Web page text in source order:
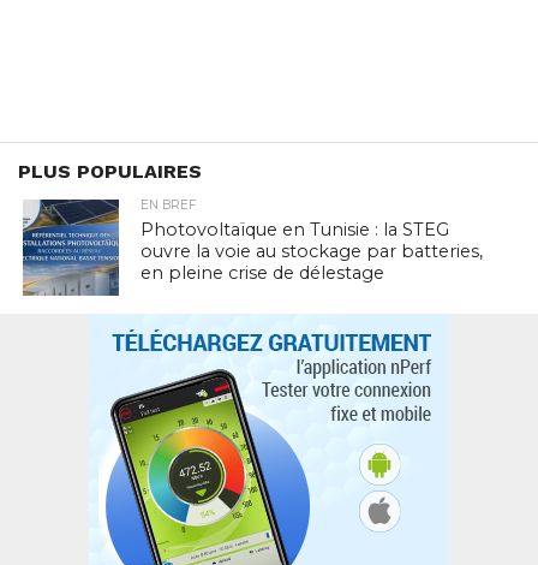
PLUS POPULAIRES
EN BREF
Photovoltaïque en Tunisie : la STEG
ouvre la voie au stockage par batteries,
en pleine crise de délestage